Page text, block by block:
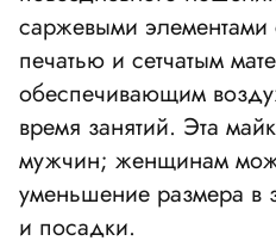
саржевыми элементами
печатью и сетчатым
обеспечивающим
время занятий. Эта
мужчин; женщинам
уменьшение размера в
и посадки.